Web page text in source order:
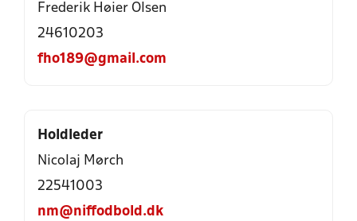
Frederik Høier Olsen
24610203
fho189@gmail.com
Holdleder
Nicolaj Mørch
22541003
nm@niffodbold.dk